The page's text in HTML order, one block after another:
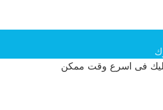
فى اسرع وقت ممكن